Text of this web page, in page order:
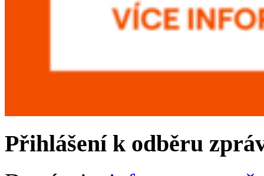
Přihlášení k odběru